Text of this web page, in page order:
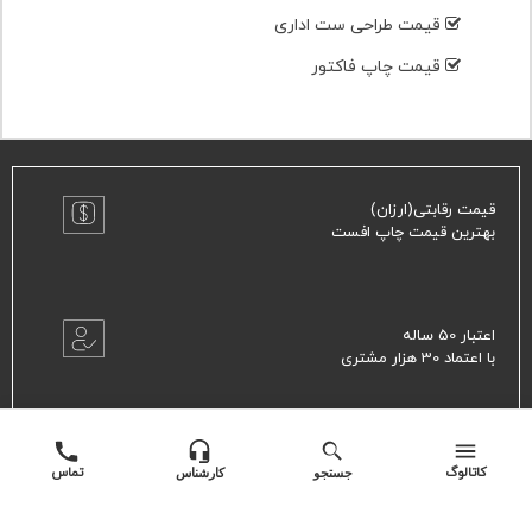
قیمت طراحی ست اداری
قیمت چاپ فاکتور
قیمت رقابتی(ارزان)
بهترین قیمت چاپ افست
اعتبار 50 ساله
با اعتماد 30 هزار مشتری
تنوع و کیفیت محصولات چاپی
تولید بیش از ۱۵۰ محصول چاپی
تماس کارشناس جستجو کاتالوگ